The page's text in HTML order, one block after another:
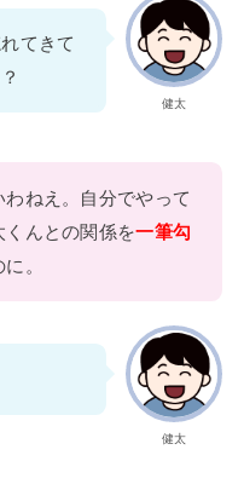
健太
てきて
わねえ。自分でやって
くんとの関係を一筆勾
。
健太